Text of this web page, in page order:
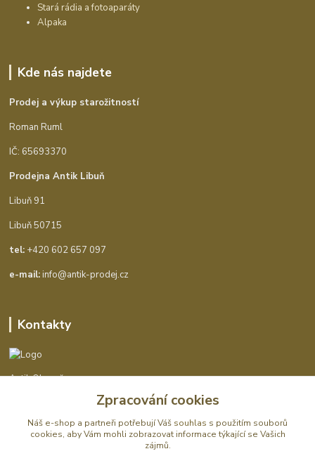
Stará rádia a fotoaparáty
Alpaka
Kde nás najdete
Prodej a výkup starožitností
Roman Ruml
IČ: 65693370
Prodejna Antik Libuň
Libuň 91
Libuň 50715
tel: +420 602 657 097
e-mail:info@antik-prodej.cz
Kontakty
Antik Ohaveč
(Po-Pá, 9-16 hod.)
Zpracování cookies
Náš e-shop a partneři potřebují Váš souhlas s použitím souborů
cookies, aby Vám mohli zobrazovat informace týkající se Vašich
zájmů.